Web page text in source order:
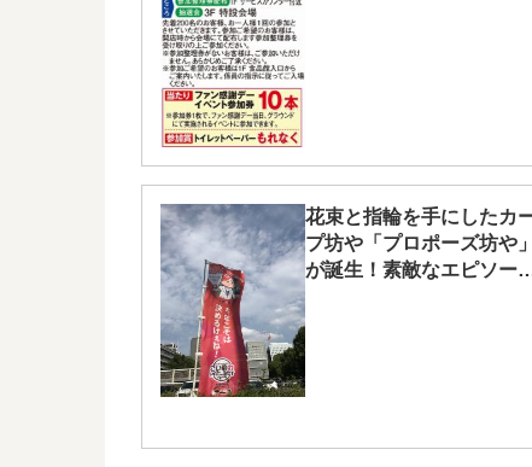
花束と指輪を手にしたカ
プ坊や「プロポーズ坊や」
が誕生！素敵なエピソー